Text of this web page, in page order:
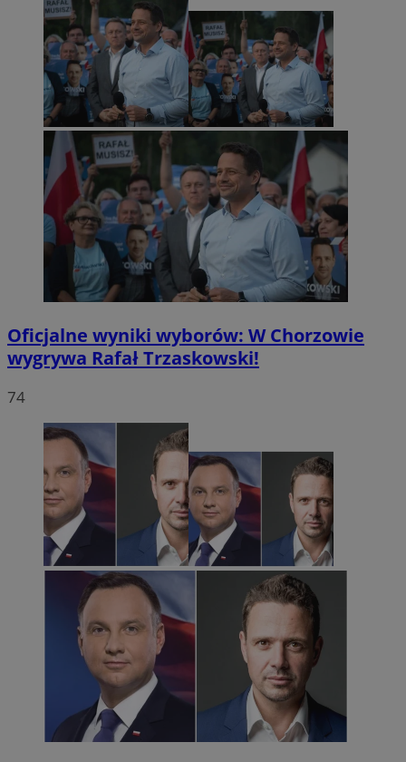
Oficjalne wyniki wyborów: W Chorzowie
wygrywa Rafał Trzaskowski!
74